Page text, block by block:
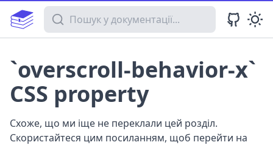
Пошук у документації
`overscroll-behavior-x`
CSS property
Схоже, що ми іще не переклали цей розділ.
Скористайтеся цим посиланням, щоб перейти на